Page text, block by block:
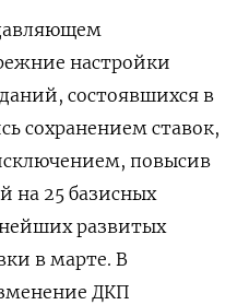
настройки
состоявшихся в
сохранением ставок,
повысив
на 25 базисных
развитых
в марте. В
ДКП